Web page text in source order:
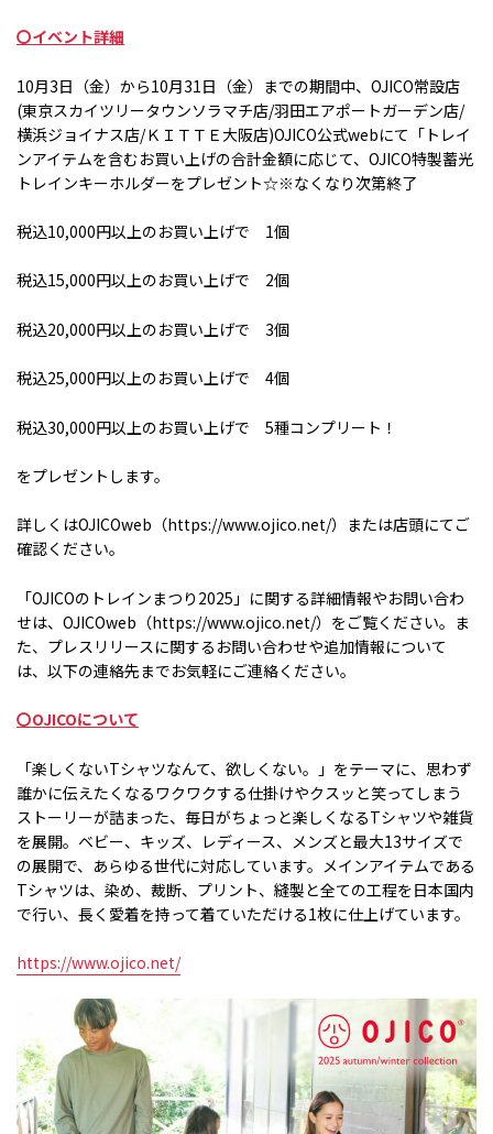
〇イベント詳細
10月3日（金）から10月31日（金）までの期間中、OJICO常設店
(東京スカイツリータウンソラマチ店/羽田エアポートガーデン店/
横浜ジョイナス店/ＫＩＴＴＥ大阪店)OJICO公式webにて「トレイ
ンアイテムを含むお買い上げの合計金額に応じて、 OJICO特製蓄光
トレインキーホルダーをプレゼント☆※なくなり次第終了
税込10,000円以上のお買い上げで 1個
税込15,000円以上のお買い上げで 2個
税込20,000円以上のお買い上げで 3個
税込25,000円以上のお買い上げで 4個
税込30,000円以上のお買い上げで 5種コンプリート！
をプレゼントします。
詳しくはOJICOweb （https://www.ojico.net/）または店頭にてご
確認ください。
「OJICOのトレインまつり 2025 」に関する詳細情報やお問い合わ
せは、OJICOweb（https://www.ojico.net/）をご覧ください。ま
た、プレスリリースに関するお問い合わせや追加情報について
は、以下の連絡先までお気軽にご連絡ください。
〇OJICOについて
「楽しくないTシャツなんて、欲しくない。」をテーマに、思わず
誰かに伝えたくなるワクワクする仕掛けやクスッと笑ってしまう
ストーリーが詰まった、毎日がちょっと楽しくなるTシャツや雑貨
を展開。ベビー、キッズ、レディース、メンズと最大13サイズで
の展開で、あらゆる世代に対応しています。メインアイテムである
Tシャツは、染め、裁断、プリント、縫製と全ての工程を日本国内
で行い、長く愛着を持って着ていただける1枚に仕上げています。
https://www.ojico.net/